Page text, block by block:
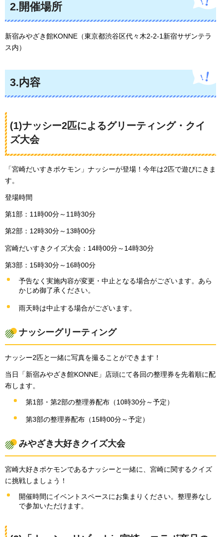
2.開催場所
新宿みやざき館KONNE（東京都渋谷区代々木2-2-1新宿サザンテラ
ス内）
3.内容
(1)ナッシー2匹によるグリーティング・クイ
ズ大会
「宮崎だいすきポケモン」ナッシーが登場！今年は2匹で遊びにきま
す。
登場時間
第1部：11時00分～11時30分
第2部：12時30分～13時00分
宮崎だいすきクイズ大会：14時00分～14時30分
第3部：15時30分～16時00分
予告なく実施内容が変更・中止となる場合がございます。あら
かじめ御了承ください。
雨天時は中止する場合がございます。
ナッシーグリーティング
ナッシー2匹と一緒に写真を撮ることができます！
当日「新宿みやざき館KONNE」店頭にて各回の整理券を先着順に配
布します。
第1部・第2部の整理券配布（10時30分～予定）
第3部の整理券配布（15時00分～予定）
みやざき大好きクイズ大会
宮崎大好きポケモンであるナッシーと一緒に、宮崎に関するクイズ
に挑戦しましょう！
開催時間にイベントスペースにお集まりください。整理券なし
で参加いただけます。